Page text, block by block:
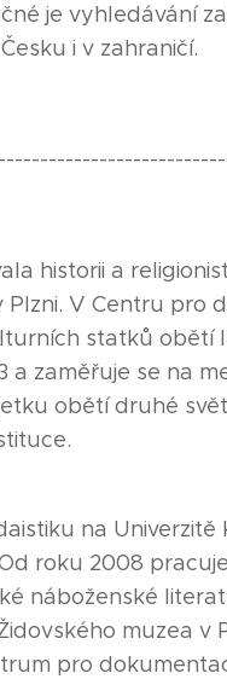
je vyhledávání
i v zahraničí.
historii a
V Centru pro
statků obětí
a zaměřuje se na
obětí druhé
na Univerzitě
roku 2008
náboženské
muzea v
pro